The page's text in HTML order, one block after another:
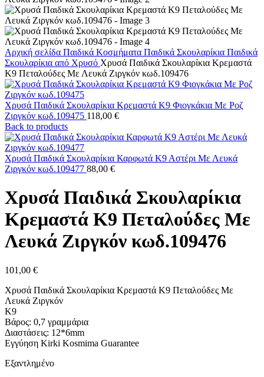
Αρχική σελίδα Παιδικά Κοσμήματα Παιδικά Σκουλαρίκια Παιδικά
Σκουλαρίκια από Χρυσό Χρυσά Παιδικά Σκουλαρίκια Κρεμαστά
Κ9 Πεταλούδες Με Λευκά Ζιργκόν κωδ.109476
Χρυσά Παιδικά Σκουλαρίκια Κρεμαστά Κ9 Φιογκάκια Με Ροζ
Ζιργκόν κωδ.109475 118,00 €
Back to products
Χρυσά Παιδικά Σκουλαρίκια Καρφωτά Κ9 Αστέρι Με Λευκά
Ζιργκόν κωδ.109477 88,00 €
Χρυσά Παιδικά Σκουλαρίκια
Κρεμαστά Κ9 Πεταλούδες Με
Λευκά Ζιργκόν κωδ.109476
101,00 €
Χρυσά Παιδικά Σκουλαρίκια Κρεμαστά Κ9 Πεταλούδες Με
Λευκά Ζιργκόν
K9
Βάρος: 0,7 γραμμάρια
Διαστάσεις: 12*6mm
Εγγύηση Kirki Kosmima Guarantee
Εξαντλημένο